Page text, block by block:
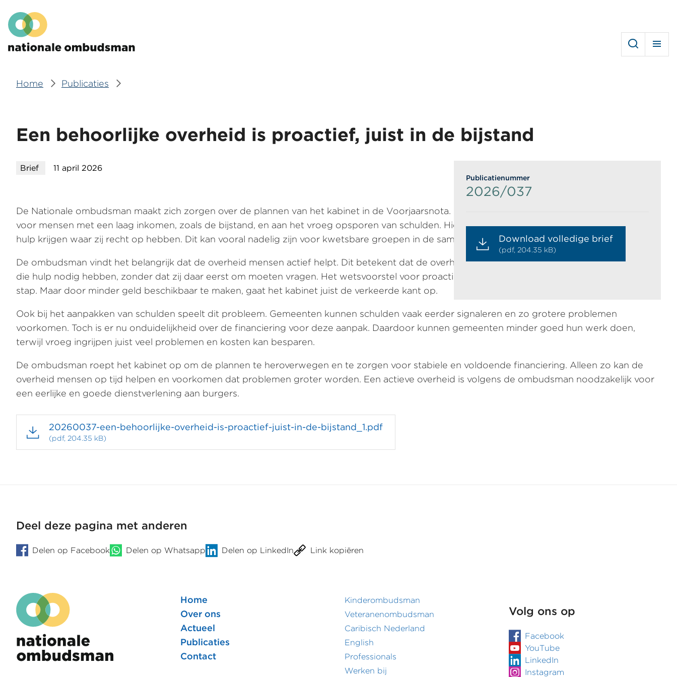
en
naar
de
Hoofdmenu
Home Publicaties
Een behoorlijke overheid is proactief, juist in de bijstand
Brief 11 april 2026
De Nationale ombudsman maakt zich zorgen over de plannen van het kabinet in de Voorjaarsnota. Het kabinet wil minder geld uitgeven aan hulp
voor mensen met een laag inkomen, zoals de bijstand, en aan het vroeg opsporen van schulden. Hierdoor is het onzeker of mensen op tijd de
hulp krijgen waar zij recht op hebben. Dit kan vooral nadelig zijn voor kwetsbare groepen in de samenleving.
De ombudsman vindt het belangrijk dat de overheid mensen actief helpt. Dit betekent dat de overheid zelf stappen zet om mensen te bereiken
die hulp nodig hebben, zonder dat zij daar eerst om moeten vragen. Het wetsvoorstel voor proactieve dienstverlening is volgens hem een goede
stap. Maar door minder geld beschikbaar te maken, gaat het kabinet juist de verkeerde kant op.
Ook bij het aanpakken van schulden speelt dit probleem. Gemeenten kunnen schulden vaak eerder signaleren en zo grotere problemen
voorkomen. Toch is er nu onduidelijkheid over de financiering voor deze aanpak. Daardoor kunnen gemeenten minder goed hun werk doen,
terwijl vroeg ingrijpen juist veel problemen en kosten kan besparen.
De ombudsman roept het kabinet op om de plannen te heroverwegen en te zorgen voor stabiele en voldoende financiering. Alleen zo kan de
overheid mensen op tijd helpen en voorkomen dat problemen groter worden. Een actieve overheid is volgens de ombudsman noodzakelijk voor
een eerlijke en goede dienstverlening aan burgers.
20260037-een-behoorlijke-overheid-is-proactief-juist-in-de-bijstand_1.pdf
(pdf, 204.35 kB)
Publicatienummer
2026/037
Download volledige brief
(pdf, 204.35 kB)
Deel deze pagina met anderen
Delen op Facebook Delen op Whatsapp Delen op LinkedIn Link kopiëren
Footer
hoofdmenu
Home
Over ons
Actueel
Publicaties
Contact
Footer
secundair
menu
Kinderombudsman
Veteranenombudsman
Caribisch Nederland
English
Professionals
Werken bij
Volg ons op
Facebook
YouTube
LinkedIn
Instagram